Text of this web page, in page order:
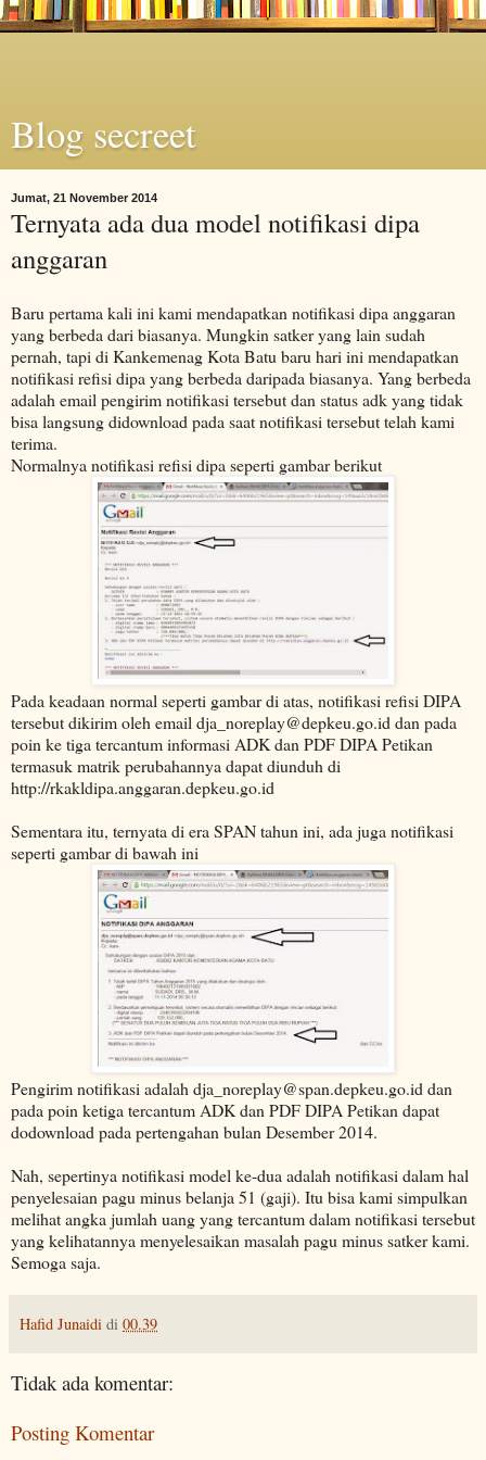
Blog secreet
Jumat, 21 November 2014
Ternyata ada dua model notifikasi dipa
anggaran
Baru pertama kali ini kami mendapatkan notifikasi dipa anggaran
yang berbeda dari biasanya. Mungkin satker yang lain sudah
pernah, tapi di Kankemenag Kota Batu baru hari ini mendapatkan
notifikasi refisi dipa yang berbeda daripada biasanya. Yang berbeda
adalah email pengirim notifikasi tersebut dan status adk yang tidak
bisa langsung didownload pada saat notifikasi tersebut telah kami
terima.
Normalnya notifikasi refisi dipa seperti gambar berikut
Pada keadaan normal seperti gambar di atas, notifikasi refisi DIPA
tersebut dikirim oleh email dja_noreplay@depkeu.go.id dan pada
poin ke tiga tercantum informasi ADK dan PDF DIPA Petikan
termasuk matrik perubahannya dapat diunduh di
http://rkakldipa.anggaran.depkeu.go.id
Sementara itu, ternyata di era SPAN tahun ini, ada juga notifikasi
seperti gambar di bawah ini
Pengirim notifikasi adalah dja_noreplay@span.depkeu.go.id dan
pada poin ketiga tercantum ADK dan PDF DIPA Petikan dapat
dodownload pada pertengahan bulan Desember 2014.
Nah, sepertinya notifikasi model ke-dua adalah notifikasi dalam hal
penyelesaian pagu minus belanja 51 (gaji). Itu bisa kami simpulkan
melihat angka jumlah uang yang tercantum dalam notifikasi tersebut
yang kelihatannya menyelesaikan masalah pagu minus satker kami.
Semoga saja.
Hafid Junaidi di 00.39
Tidak ada komentar:
Posting Komentar